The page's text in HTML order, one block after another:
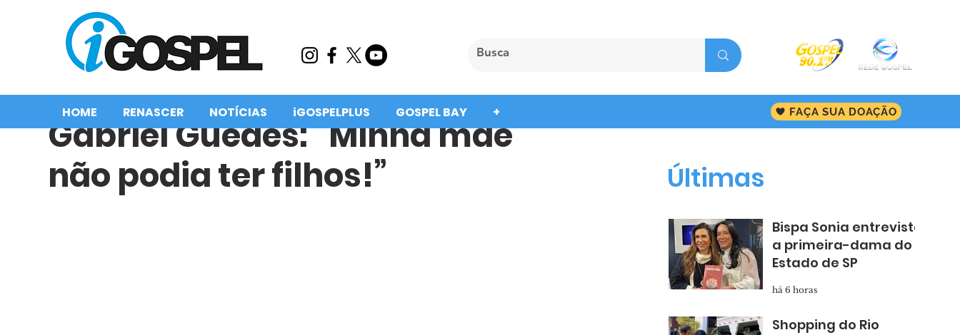
HOME RENASCER NOTÍCIAS iGOSPELPLUS GOSPEL BAY + FAÇA SUA DOAÇÃO
Gabriel Guedes: “Minha mãe
não podia ter filhos!”
Bispa Sonia entrevista
a primeira-dama do
Estado de SP
há 6 horas
Shopping do Rio
Últimas